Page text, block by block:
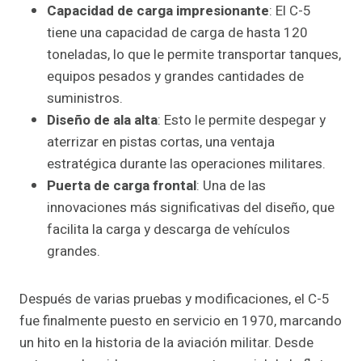
Capacidad de carga impresionante: El C-5
tiene una capacidad de carga de hasta 120
toneladas, lo que le permite transportar tanques,
equipos pesados y grandes cantidades de
suministros.
Diseño de ala alta: Esto le permite despegar y
aterrizar en pistas cortas, una ventaja
estratégica durante las operaciones militares.
Puerta de carga frontal: Una de las
innovaciones más significativas del diseño, que
facilita la carga y descarga de vehículos
grandes.
Después de varias pruebas y modificaciones, el C-5
fue finalmente puesto en servicio en 1970, marcando
un hito en la historia de la aviación militar. Desde